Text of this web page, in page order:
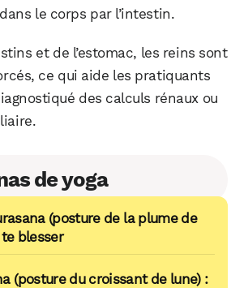
le corps par l’intestin.
et de l’estomac, les reins sont
ce qui aide les pratiquants
des calculs rénaux ou
de yoga
(posture de la plume de
blesser
(posture du croissant de lune) :